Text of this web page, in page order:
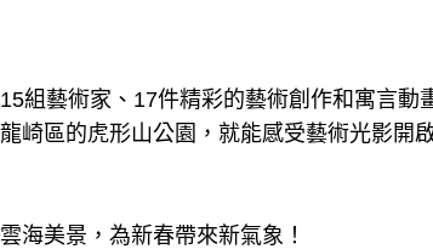
組藝術家、17件精彩的藝術創作和寓言動
崎區的虎形山公園，就能感受藝術光影開
海美景，為新春帶來新氣象！